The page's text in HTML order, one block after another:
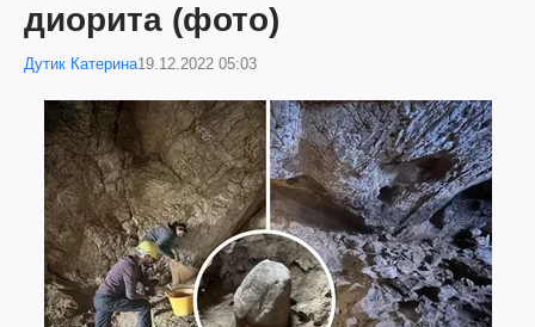
диорита (фото)
Дутик Катерина19.12.2022 05:03